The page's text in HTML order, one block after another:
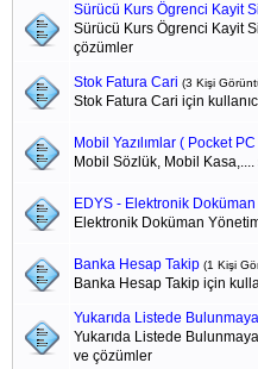
Sürücü Kurs Ögrenci Kayit
Sürücü Kurs Ögrenci Kayit
çözümler
Stok Fatura Cari (3 Kişi
Stok Fatura Cari için
Mobil Yazılımlar ( Pocket
Mobil Sözlük, Mobil
EDYS - Elektronik
Elektronik Doküman
Banka Hesap Takip (1 Kişi
Banka Hesap Takip için
Yukarıda Listede
Yukarıda Listede
ve çözümler